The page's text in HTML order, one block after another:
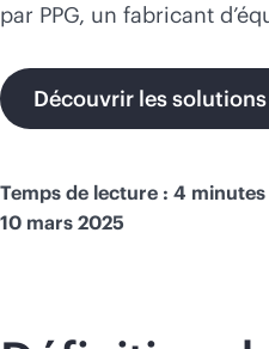
Acheter
par PPG, un fabricant
Découvrir les solutions
Temps de lecture : 4
10 mars 2025